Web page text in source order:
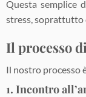
Questa semplice
stress, soprattutto
Il processo
Il nostro processo
1. Incontro